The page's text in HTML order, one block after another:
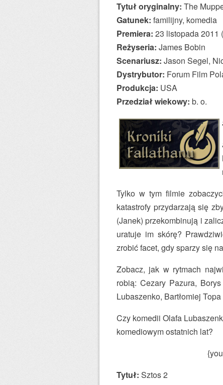
Tytuł oryginalny: The
Gatunek: familijny, komedia
Premiera: 23 listopada 2011
Reżyseria: James Bobin
Scenariusz: Jason Segel,
Dystrybutor: Forum Film
Produkcja: USA
Przedział wiekowy: b. o.
Tylko w tym filmie
katastrofy przydarzają się
(Janek) przekombinują i
uratuje im skórę?
zrobić facet, gdy sparzy się
Zobacz, jak w rytmach
robią: Cezary Pazura,
Lubaszenko, Bartłomiej
Czy komedii Olafa
komediowym ostatnich lat?
Tytuł: Sztos 2